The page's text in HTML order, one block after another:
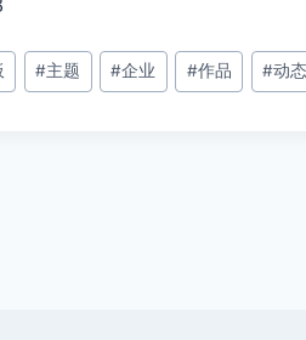
#主题 #企业 #作品 #动态